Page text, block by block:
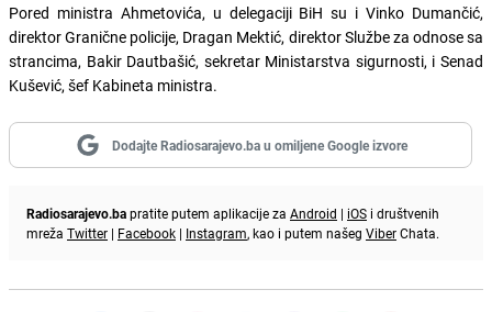
Pored ministra Ahmetovića, u delegaciji BiH su i Vinko Dumančić,
direktor Granične policije, Dragan Mektić, direktor Službe za odnose sa
strancima, Bakir Dautbašić, sekretar Ministarstva sigurnosti, i Senad
Kušević, šef Kabineta ministra.
Dodajte Radiosarajevo.ba u omiljene Google izvore
Radiosarajevo.bapratite putem aplikacije za Android | iOS i društvenih
mreža Twitter | Facebook | Instagram, kao i putem našeg ViberChata.